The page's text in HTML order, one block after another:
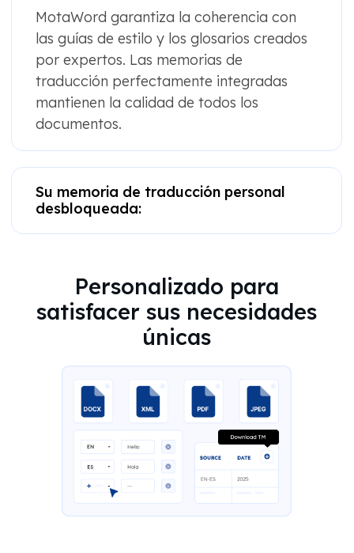
MotaWord garantiza la coherencia con
las guías de estilo y los glosarios creados
por expertos. Las memorias de
traducción perfectamente integradas
mantienen la calidad de todos los
documentos.
Su memoria de traducción personal
desbloqueada:
Personalizado para
satisfacer sus necesidades
únicas